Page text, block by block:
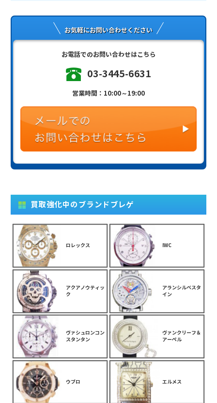
お気軽にお問い合わせください
お電話でのお問い合わせはこちら
03-3445-6631
営業時間：10:00～19:00
買取強化中のブランドブレゲ
ロレックス IWC
アクアノウティッ
ク
アランシルベスタ
イン
ヴァシュロンコン
スタンタン
ヴァンクリーフ＆
アーペル
ウブロ エルメス